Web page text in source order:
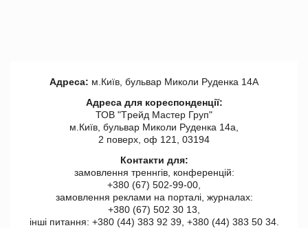
Адреса: м.Київ, бульвар Миколи Руденка 14А
Адреса для кореспонденції:
ТОВ "Tрейд Мастер Груп"
м.Київ, бульвар Миколи Руденка 14а,
2 поверх, оф 121, 03194
Контакти для:
замовлення треннгів, конференцій:
+380 (67) 502-99-00,
замовлення реклами на порталі, журналах:
+380 (67) 502 30 13,
інші питання: +380 (44) 383 92 39, +380 (44) 383 50 34.